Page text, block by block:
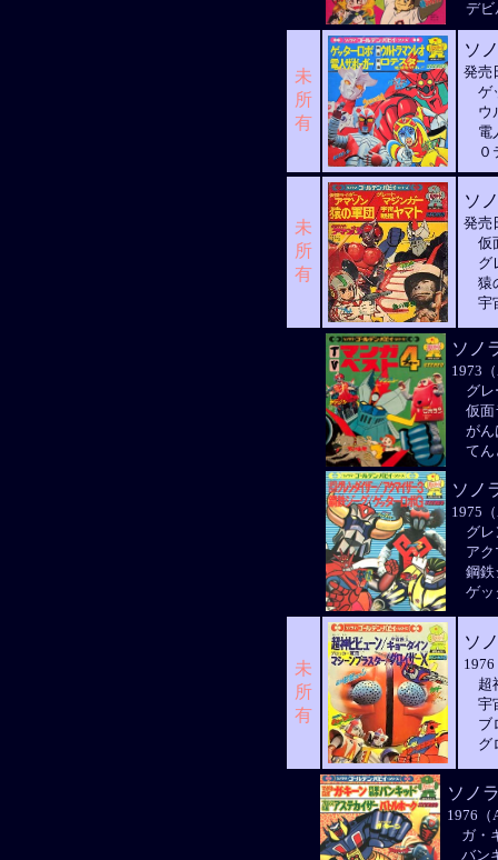
デビ
未
所
有
ソ
発売
ゲ
ウ
電
０
未
所
有
ソ
発売
仮
グ
猿
宇
ソノ
1973
グレ
仮面
がん
てん
ソノ
1975
グレ
アク
鋼鉄
ゲッ
未
所
有
ソ
超
宇
ブ
グ
ソノ
1976（
ガ・
バン